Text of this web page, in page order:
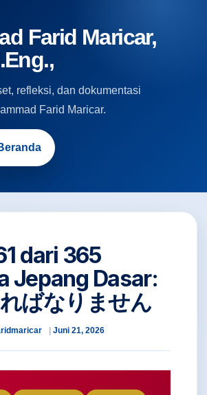
Farid Maricar,
refleksi, dan dokumentasi
Farid Maricar.
dari 365
Jepang Dasar:
ばなりません
Juni 21, 2026